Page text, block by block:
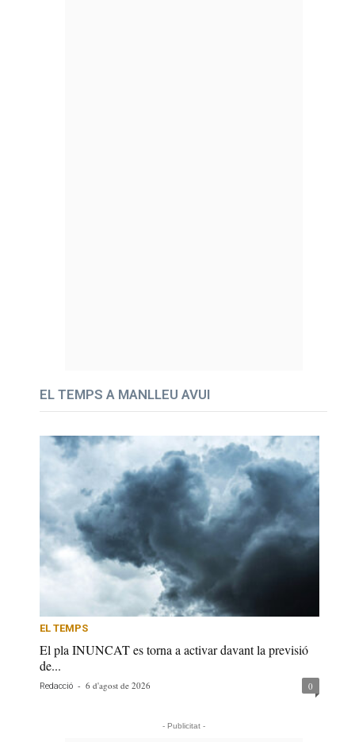
EL TEMPS A MANLLEU AVUI
EL TEMPS
El pla INUNCAT es torna a activar davant la previsió
de...
Redacció - 6 d'agost de 2026 0
- Publicitat -